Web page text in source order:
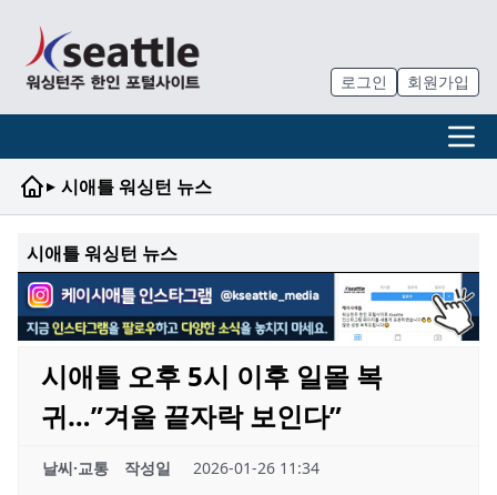
로그인 회원가입
▸ 시애틀 워싱턴 뉴스
시애틀 워싱턴 뉴스
시애틀 오후 5시 이후 일몰 복
귀…”겨울 끝자락 보인다”
날씨·교통 작성일 2026-01-26 11:34